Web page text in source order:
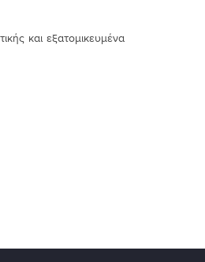
και εξατομικευμένα